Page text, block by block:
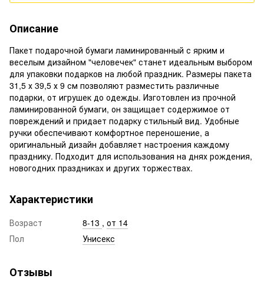
Описание
Пакет подарочной бумаги ламинированный с ярким и
веселым дизайном "человечек" станет идеальным выбором
для упаковки подарков на любой праздник. Размеры пакета
31,5 х 39,5 х 9 см позволяют разместить различные
подарки, от игрушек до одежды. Изготовлен из прочной
ламинированной бумаги, он защищает содержимое от
повреждений и придает подарку стильный вид. Удобные
ручки обеспечивают комфортное переношение, а
оригинальный дизайн добавляет настроения каждому
празднику. Подходит для использования на днях рождения,
новогодних праздниках и других торжествах.
Характеристики
Возраст 8-13 , от 14
Пол
Унисекс
Отзывы